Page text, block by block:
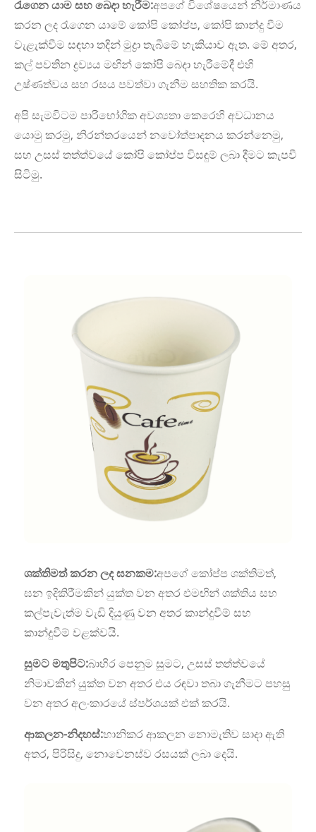
රැගෙන යාම සහ බෙදා හැරීම:අපගේ විශේෂයෙන් නිර්මාණය
කරන ලද රැගෙන යාමේ කෝපි කෝප්ප, කෝපි කාන්දු වීම
වැළැක්වීම සඳහා තදින් මුද්‍රා තැබීමේ හැකියාව ඇත. මේ අතර,
කල් පවතින ද්‍රව්‍යය මඟින් කෝපි බෙදා හැරීමේදී එහි
උෂ්ණත්වය සහ රසය පවත්වා ගැනීම සහතික කරයි.
අපි සැමවිටම පාරිභෝගික අවශ්‍යතා කෙරෙහි අවධානය
යොමු කරමු, නිරන්තරයෙන් නවෝත්පාදනය කරන්නෙමු,
සහ උසස් තත්ත්වයේ කෝපි කෝප්ප විසඳුම් ලබා දීමට කැපවී
සිටිමු.
ශක්තිමත් කරන ලද ඝනකම:අපගේ කෝප්ප ශක්තිමත්,
ඝන ඉදිකිරීමකින් යුක්ත වන අතර එමඟින් ශක්තිය සහ
කල්පැවැත්ම වැඩි දියුණු වන අතර කාන්දුවීම් සහ
කාන්දුවීම් වළක්වයි.
සුමට මතුපිට:බාහිර පෙනුම සුමට, උසස් තත්ත්වයේ
නිමාවකින් යුක්ත වන අතර එය රඳවා තබා ගැනීමට පහසු
වන අතර අලංකාරයේ ස්පර්ශයක් එක් කරයි.
ආකලන-නිදහස්:හානිකර ආකලන නොමැතිව සාදා ඇති
අතර, පිරිසිදු, නොවෙනස්ව රසයක් ලබා දෙයි.